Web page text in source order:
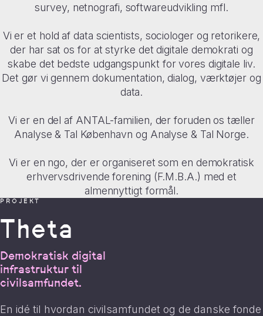
survey, netnografi, softwareudvikling mfl.
Vi er et hold af data scientists, sociologer og retorikere,
der har sat os for at styrke det digitale demokrati og
skabe det bedste udgangspunkt for vores digitale liv.
Det gør vi gennem dokumentation, dialog, værktøjer og
data.
Vi er en del af ANTAL-familien, der foruden os tæller
Analyse & Tal København og Analyse & Tal Norge.
Vi er en ngo, der er organiseret som en demokratisk
erhvervsdrivende forening (F.M.B.A.) med et
almennyttigt formål.
PROJEKT
Theta
Demokratisk digital
infrastruktur til
civilsamfundet.
En idé til hvordan civilsamfundet og de danske fonde